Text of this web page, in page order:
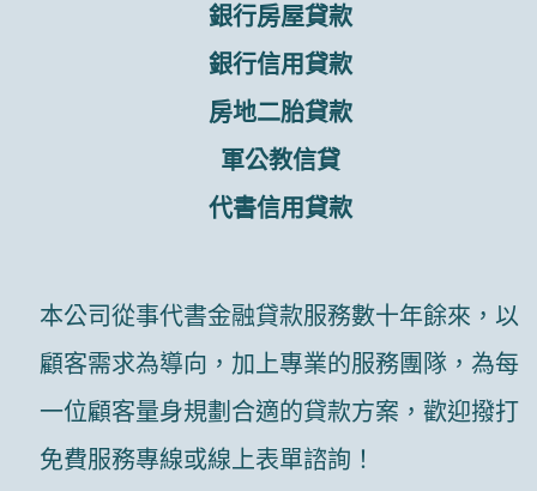
銀行房屋貸款
銀行信用貸款
房地二胎貸款
軍公教信貸
代書信用貸款
本公司從事代書金融貸款服務數十年餘來，以
顧客需求為導向，加上專業的服務團隊，為每
一位顧客量身規劃合適的貸款方案，歡迎撥打
免費服務專線或線上表單諮詢！